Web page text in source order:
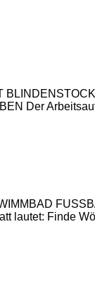
Der
lautet: Finde